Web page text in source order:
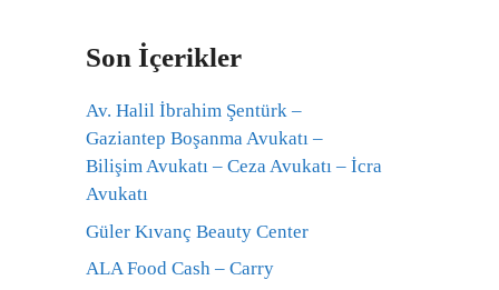
Son İçerikler
Av. Halil İbrahim Şentürk –
Gaziantep Boşanma Avukatı –
Bilişim Avukatı – Ceza Avukatı – İcra
Avukatı
Güler Kıvanç Beauty Center
ALA Food Cash – Carry